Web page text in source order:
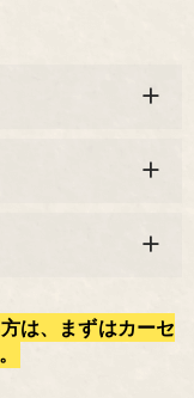
は、まずはカーセ